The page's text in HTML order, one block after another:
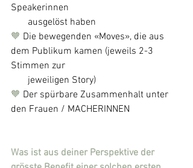
Speakerinnen
       ausgelöst haben
🧡 Die bewegenden «Moves», die aus
dem Publikum kamen (jeweils 2-3
Stimmen zur
       jeweiligen Story)
🧡 Der spürbare Zusammenhalt unter
den Frauen / MACHERINNEN
Was ist aus deiner Perspektive der